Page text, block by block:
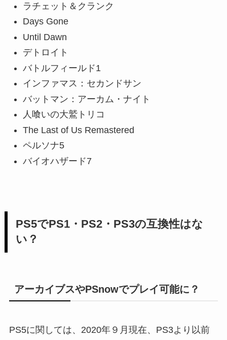
ラチェット＆クランク
Days Gone
Until Dawn
デトロイト
バトルフィールド1
インファマス：セカンドサン
バットマン：アーカム・ナイト
人喰いの大鷲トリコ
The Last of Us Remastered
ペルソナ5
バイオハザード7
PS5でPS1・PS2・PS3の互換性はな
い？
アーカイブスやPSnowでプレイ可能に？
PS5に関しては、2020年９月現在、PS3より以前